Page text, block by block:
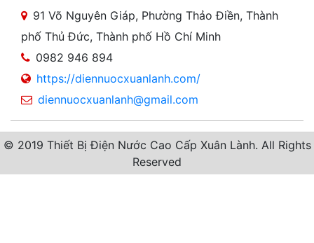
91 Võ Nguyên Giáp, Phường Thảo Điền, Thành
phố Thủ Đức, Thành phố Hồ Chí Minh
0982 946 894
https://diennuocxuanlanh.com/
diennuocxuanlanh@gmail.com
© 2019 Thiết Bị Điện Nước Cao Cấp Xuân Lành. All Rights
Reserved